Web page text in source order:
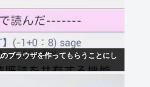
ブラウザを作ってもらうことにし